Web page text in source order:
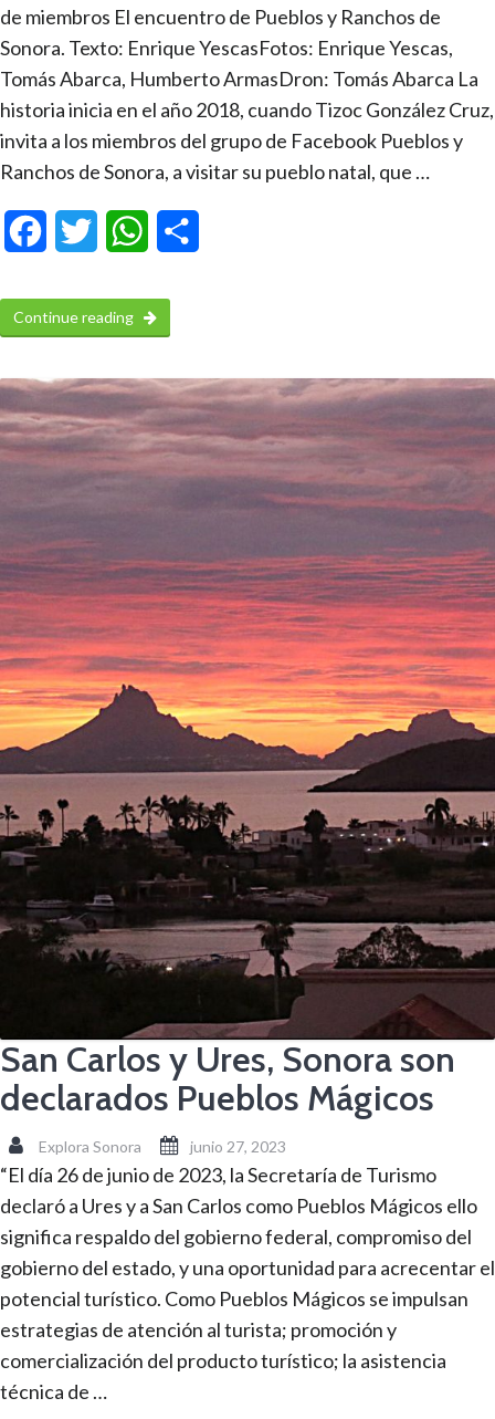
de miembros El encuentro de Pueblos y Ranchos de
Sonora. Texto: Enrique YescasFotos: Enrique Yescas,
Tomás Abarca, Humberto ArmasDron: Tomás Abarca La
historia inicia en el año 2018, cuando Tizoc González Cruz,
invita a los miembros del grupo de Facebook Pueblos y
Ranchos de Sonora, a visitar su pueblo natal, que …
FacebookTwitter WhatsApp
Continue reading
San Carlos y Ures, Sonora son
declarados Pueblos Mágicos
Explora Sonora junio 27, 2023
“El día 26 de junio de 2023, la Secretaría de Turismo
declaró a Ures y a San Carlos como Pueblos Mágicos ello
significa respaldo del gobierno federal, compromiso del
gobierno del estado, y una oportunidad para acrecentar el
potencial turístico. Como Pueblos Mágicos se impulsan
estrategias de atención al turista; promoción y
comercialización del producto turístico; la asistencia
técnica de …